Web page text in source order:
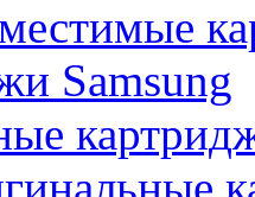
Samsung